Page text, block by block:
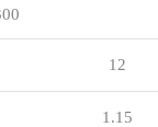
12
1.15